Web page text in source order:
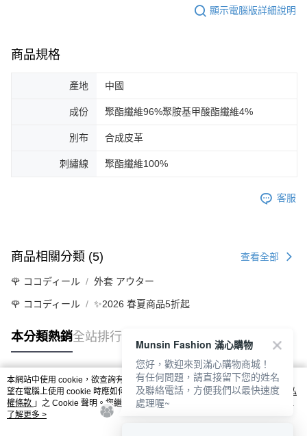
顯示電腦版詳細說明
商品規格
產地 中國
成份 聚酯纖維96%聚胺基甲酸酯纖維4%
別布 合成皮革
刺繡線 聚酯纖維100%
客服
商品相關分類 (5) 查看全部
🌹 ココディール 外套 アウター
🌹 ココディール ✨2026 春夏商品5折起
本分類熱銷全站排行
熱門標籤
本網站中使用 cookie，欲查詢有關本網站使用 cookie 方式之詳情，及若您不希
望在電腦上使用 cookie 時應如何變更電腦的 cookie 設定，請參閱本網站「
隱私
權條款 」之 Cookie 聲明。您繼續使用本網站即表示您同意本公司得按本網站使
用條款之 Cookie 聲明使用 cookie。
了解更多 >
Munsin Fashion 滿心購物
您好，歡迎來到滿心購物商城！
有任何問題，請直接留下您的姓名
及聯絡電話，方便我們以最快速度
處理喔~